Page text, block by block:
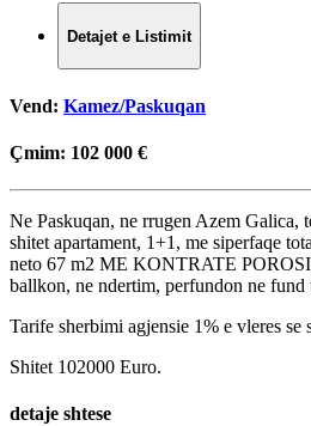
Detajet e Listimit
Vend: Kamez/Paskuqan
Çmim: 102 000 €
Ne Paskuqan, ne rrugen Azem Galica,
shitet apartament, 1+1, me siperfaqe
neto 67 m2 ME KONTRATE
ballkon, ne ndertim, perfundon ne fund
Tarife sherbimi agjensie 1% e vleres se
Shitet 102000 Euro.
detaje shtese